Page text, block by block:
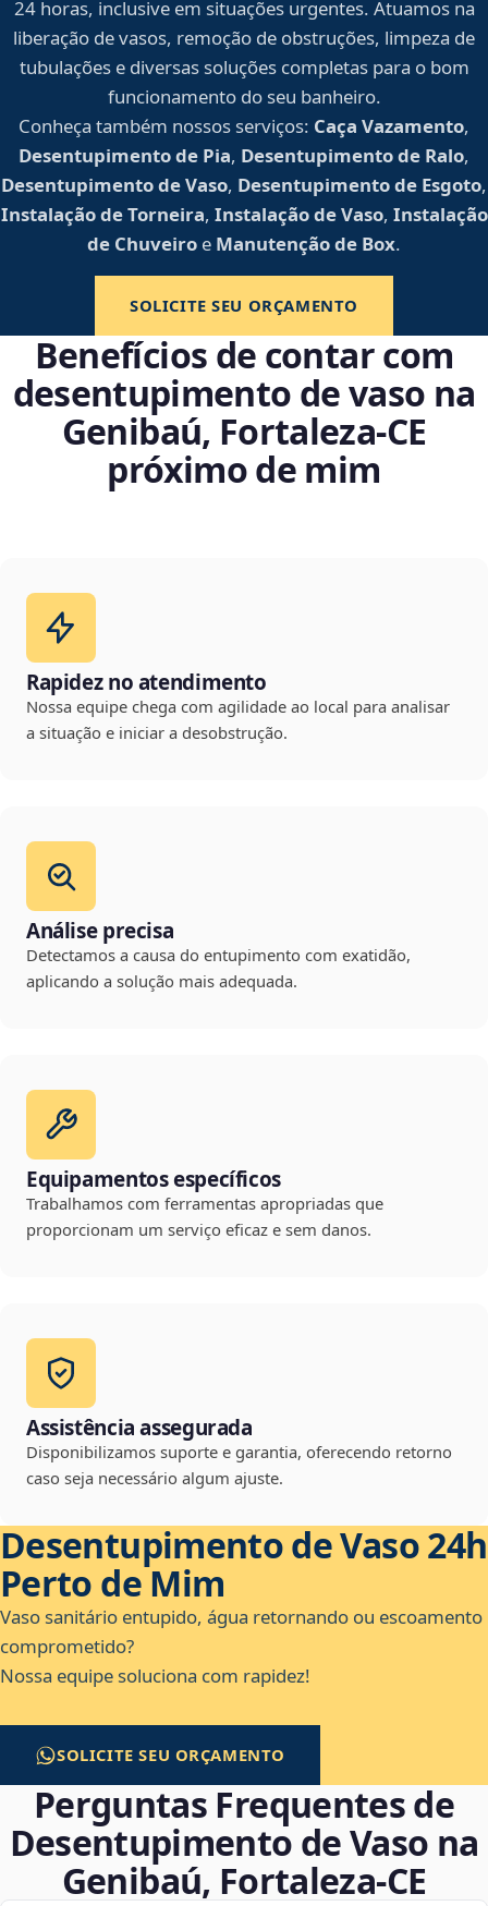
24 horas, inclusive em situações urgentes. Atuamos na
liberação de vasos, remoção de obstruções, limpeza de
tubulações e diversas soluções completas para o bom
funcionamento do seu banheiro.
Conheça também nossos serviços: Caça Vazamento,
Desentupimento de Pia, Desentupimento de Ralo,
Desentupimento de Vaso, Desentupimento de Esgoto,
Instalação de Torneira, Instalação de Vaso, Instalação
de Chuveiro e Manutenção de Box.
SOLICITE SEU ORÇAMENTO
Benefícios de contar com
desentupimento de vaso na
Genibaú, Fortaleza‑CE
próximo de mim
Rapidez no atendimento
Nossa equipe chega com agilidade ao local para analisar
a situação e iniciar a desobstrução.
Análise precisa
Detectamos a causa do entupimento com exatidão,
aplicando a solução mais adequada.
Equipamentos específicos
Trabalhamos com ferramentas apropriadas que
proporcionam um serviço eficaz e sem danos.
Assistência assegurada
Disponibilizamos suporte e garantia, oferecendo retorno
caso seja necessário algum ajuste.
Desentupimento de Vaso 24h
Perto de Mim
Vaso sanitário entupido, água retornando ou escoamento
comprometido?
Nossa equipe soluciona com rapidez!
SOLICITE SEU ORÇAMENTO
Perguntas Frequentes de
Desentupimento de Vaso na
Genibaú, Fortaleza‑CE